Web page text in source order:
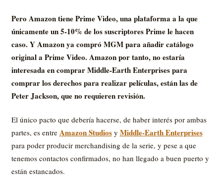
Pero Amazon tiene Prime Video, una plataforma a la que
únicamente un 5-10% de los suscriptores Prime le hacen
caso. Y Amazon ya compró MGM para añadir catálogo
original a Prime Video. Amazon por tanto, no estaría
interesada en comprar Middle-Earth Enterprises para
comprar los derechos para realizar películas, están las de
Peter Jackson, que no requieren revisión.
El único pacto que debería hacerse, de haber interés por ambas
partes, es entre Amazon Studiosy Middle-Earth Enterprises
para poder producir merchandising de la serie, y pese a que
tenemos contactos confirmados, no han llegado a buen puerto y
están estancados.